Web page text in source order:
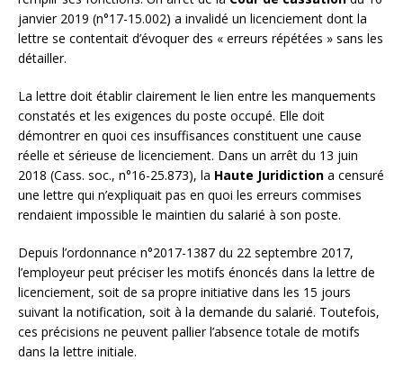
janvier 2019 (n°17-15.002) a invalidé un licenciement dont la
lettre se contentait d’évoquer des « erreurs répétées » sans les
détailler.
La lettre doit établir clairement le lien entre les manquements
constatés et les exigences du poste occupé. Elle doit
démontrer en quoi ces insuffisances constituent une cause
réelle et sérieuse de licenciement. Dans un arrêt du 13 juin
2018 (Cass. soc., n°16-25.873), la Haute Juridiction a censuré
une lettre qui n’expliquait pas en quoi les erreurs commises
rendaient impossible le maintien du salarié à son poste.
Depuis l’ordonnance n°2017-1387 du 22 septembre 2017,
l’employeur peut préciser les motifs énoncés dans la lettre de
licenciement, soit de sa propre initiative dans les 15 jours
suivant la notification, soit à la demande du salarié. Toutefois,
ces précisions ne peuvent pallier l’absence totale de motifs
dans la lettre initiale.